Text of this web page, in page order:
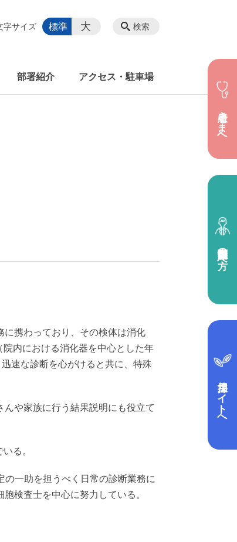
部署紹介 アクセス・駐車場
検索
字サイズ 標準 大
携わっており、その検体は消化
内における消化器を中心とした年
速な診断を心がけると共に、特殊
や家族に行う結果説明にも役立て
る。
一助を担うべく日常の診断業務に
検査士を中心に努力している。
患者さまへ
医療関係者の方へ
採用サイトへ